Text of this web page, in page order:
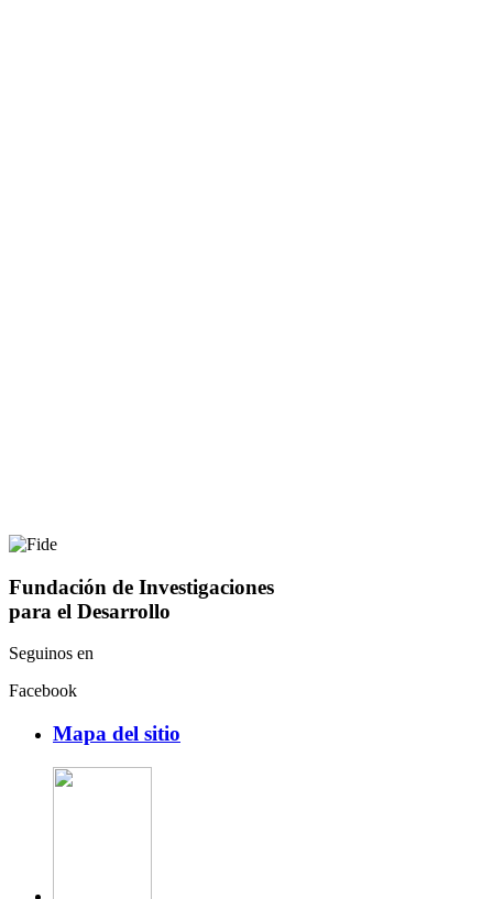
Fundación de Investigaciones
para el Desarrollo
Seguinos en
Facebook
Mapa del sitio